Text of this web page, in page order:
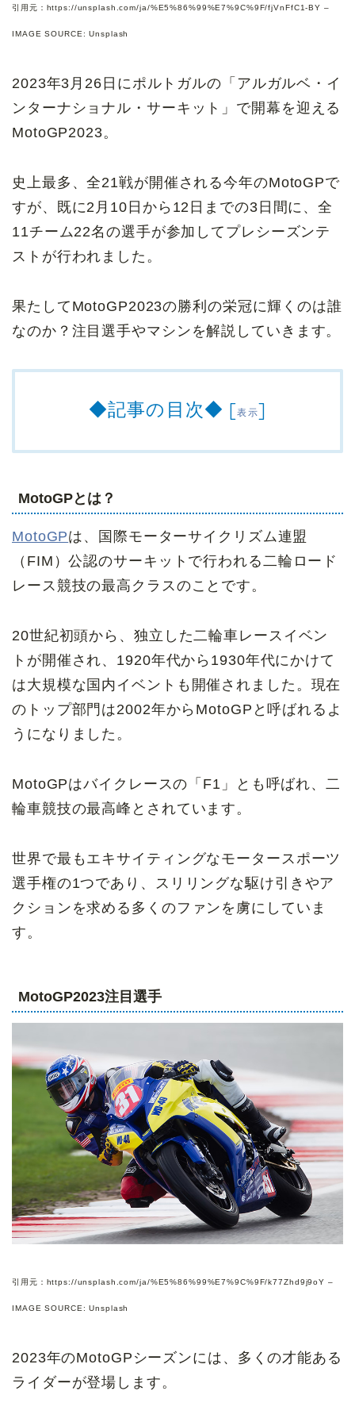
引用元：https://unsplash.com/ja/%E5%86%99%E7%9C%9F/fjVnFfC1-BY –
IMAGE SOURCE: Unsplash
2023年3月26日にポルトガルの「アルガルベ・イ
ンターナショナル・サーキット」で開幕を迎える
MotoGP2023。
史上最多、全21戦が開催される今年のMotoGPで
すが、既に2月10日から12日までの3日間に、全
11チーム22名の選手が参加してプレシーズンテ
ストが行われました。
果たしてMotoGP2023の勝利の栄冠に輝くのは誰
なのか？注目選手やマシンを解説していきます。
◆記事の目次◆ [表示]
MotoGPとは？
MotoGPは、国際モーターサイクリズム連盟
（FIM）公認のサーキットで行われる二輪ロード
レース競技の最高クラスのことです。
20世紀初頭から、独立した二輪車レースイベン
トが開催され、1920年代から1930年代にかけて
は大規模な国内イベントも開催されました。現在
のトップ部門は2002年からMotoGPと呼ばれるよ
うになりました。
MotoGPはバイクレースの「F1」とも呼ばれ、二
輪車競技の最高峰とされています。
世界で最もエキサイティングなモータースポーツ
選手権の1つであり、スリリングな駆け引きやア
クションを求める多くのファンを虜にしていま
す。
MotoGP2023注目選手
引用元：https://unsplash.com/ja/%E5%86%99%E7%9C%9F/k77Zhd9j9oY –
IMAGE SOURCE: Unsplash
2023年のMotoGPシーズンには、多くの才能ある
ライダーが登場します。